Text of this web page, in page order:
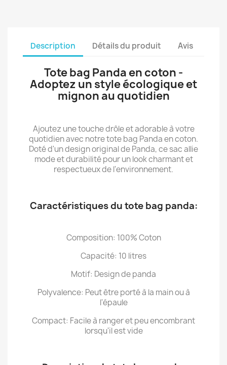
Description Détails du produit Avis
Tote bag Panda en coton -
Adoptez un style écologique et
mignon au quotidien
Ajoutez une touche drôle et adorable à votre
quotidien avec notre tote bag Panda en coton.
Doté d'un design original de Panda, ce sac allie
mode et durabilité pour un look charmant et
respectueux de l'environnement.
Caractéristiques du tote bag panda:
Composition: 100% Coton
Capacité: 10 litres
Motif: Design de panda
Polyvalence: Peut être porté à la main ou à
l'épaule
Compact: Facile à ranger et peu encombrant
lorsqu'il est vide